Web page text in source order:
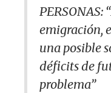
PERSONAS:
emigración,
una posible
déficits de
problema”